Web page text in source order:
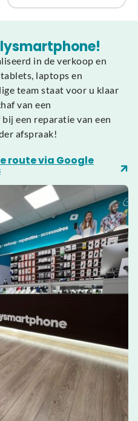
in de verkoop en
laptops en
team staat voor u klaar
van een
een reparatie van een
afspraak!
route via Google